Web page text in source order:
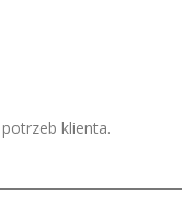
klienta.